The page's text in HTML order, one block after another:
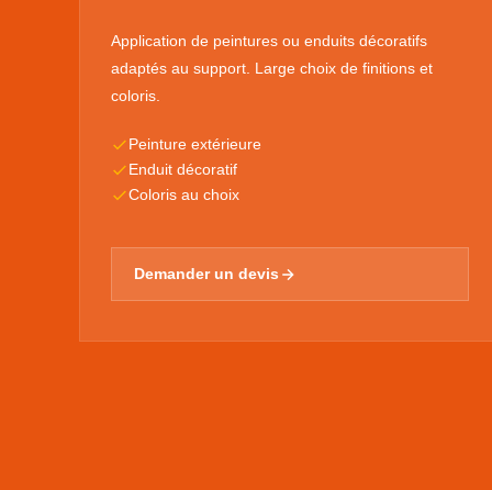
Application de peintures ou enduits décoratifs
adaptés au support. Large choix de finitions et
coloris.
Peinture extérieure
Enduit décoratif
Coloris au choix
Demander un devis